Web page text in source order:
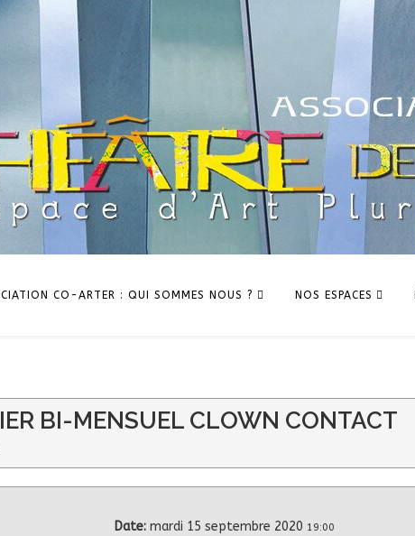
CO-ARTER : QUI SOMMES NOUS ? NOS ESPACES
BI-MENSUEL CLOWN CONTACT
Date: mardi 15 septembre 2020 19:00